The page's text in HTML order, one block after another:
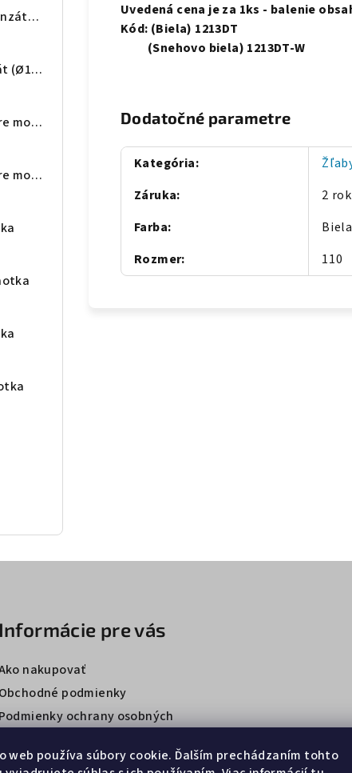
web používa súbory cookie. Ďalším prechádzaním tohto
PVC hadička k čerpadlu kondenzátu Ø 6,35mm (nevystužená) - METRÁŽ
Špirálová hadica na kondenzát (Ø16mm) - METRÁŽ
Podomietkový plastový box pre montáž - 430x95x65 mm
Podomietkový plastový box pre montáž - 540x85x55mm
Uvedená cena je za 1ks - balenie
Kód: (Biela) 1213DT
(Snehovo biela) 1213DT-W
Dodatočné parametre
Kategória:
Záruka:
2
Farba:
Rozmer: 110
Informácie pre vás
nakupovať
Obchodné podmienky
Podmienky ochrany osobných